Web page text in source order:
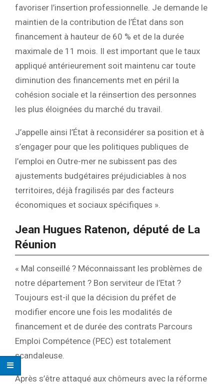
favoriser l’insertion professionnelle. Je demande le
maintien de la contribution de l’État dans son
financement à hauteur de 60 % et de la durée
maximale de 11 mois. Il est important que le taux
appliqué antérieurement soit maintenu car toute
diminution des financements met en péril la
cohésion sociale et la réinsertion des personnes
les plus éloignées du marché du travail.
J’appelle ainsi l’État à reconsidérer sa position et à
s’engager pour que les politiques publiques de
l’emploi en Outre-mer ne subissent pas des
ajustements budgétaires préjudiciables à nos
territoires, déjà fragilisés par des facteurs
économiques et sociaux spécifiques ».
Jean Hugues Ratenon, député de La
Réunion
« Mal conseillé ? Méconnaissant les problèmes de
notre département ? Bon serviteur de l’Etat ?
Toujours est-il que la décision du préfet de
modifier encore une fois les modalités de
financement et de durée des contrats Parcours
Emploi Compétence (PEC) est totalement
scandaleuse.
Après s’être attaqué aux chômeurs avec la réforme